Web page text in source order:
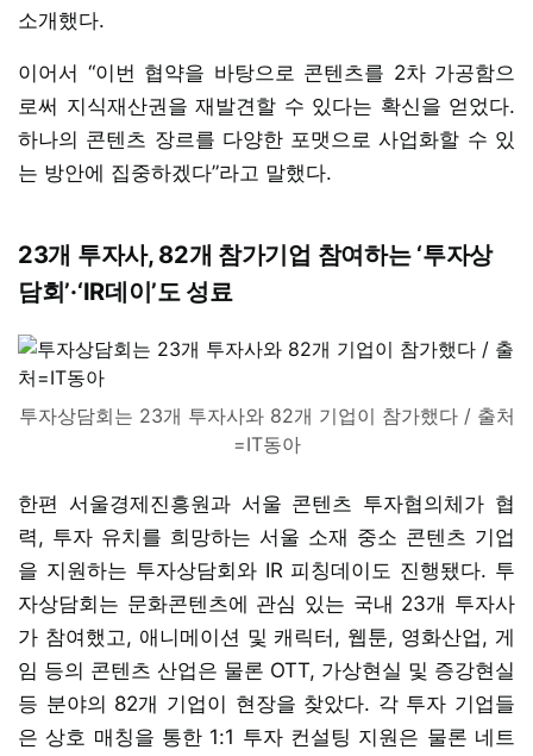
소개했다.
이어서 “이번 협약을 바탕으로 콘텐츠를 2차 가공함으
로써 지식재산권을 재발견할 수 있다는 확신을 얻었다.
하나의 콘텐츠 장르를 다양한 포맷으로 사업화할 수 있
는 방안에 집중하겠다”라고 말했다.
23개 투자사, 82개 참가기업 참여하는 ‘투자상
담회’·‘IR데이’도 성료
투자상담회는 23개 투자사와 82개 기업이 참가했다 / 출처
=IT동아
한편 서울경제진흥원과 서울 콘텐츠 투자협의체가 협
력, 투자 유치를 희망하는 서울 소재 중소 콘텐츠 기업
을 지원하는 투자상담회와 IR 피칭데이도 진행됐다. 투
자상담회는 문화콘텐츠에 관심 있는 국내 23개 투자사
가 참여했고, 애니메이션 및 캐릭터, 웹툰, 영화산업, 게
임 등의 콘텐츠 산업은 물론 OTT, 가상현실 및 증강현실
등 분야의 82개 기업이 현장을 찾았다. 각 투자 기업들
은 상호 매칭을 통한 1:1 투자 컨설팅 지원은 물론 네트